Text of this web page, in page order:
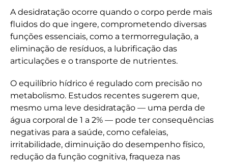
A desidratação ocorre quando o corpo perde mais
fluidos do que ingere, comprometendo diversas
funções essenciais, como a termorregulação, a
eliminação de resíduos, a lubrificação das
articulações e o transporte de nutrientes.
O equilíbrio hídrico é regulado com precisão no
metabolismo. Estudos recentes sugerem que,
mesmo uma leve desidratação — uma perda de
água corporal de 1 a 2% — pode ter consequências
negativas para a saúde, como cefaleias,
irritabilidade, diminuição do desempenho físico,
redução da função cognitiva, fraqueza nas